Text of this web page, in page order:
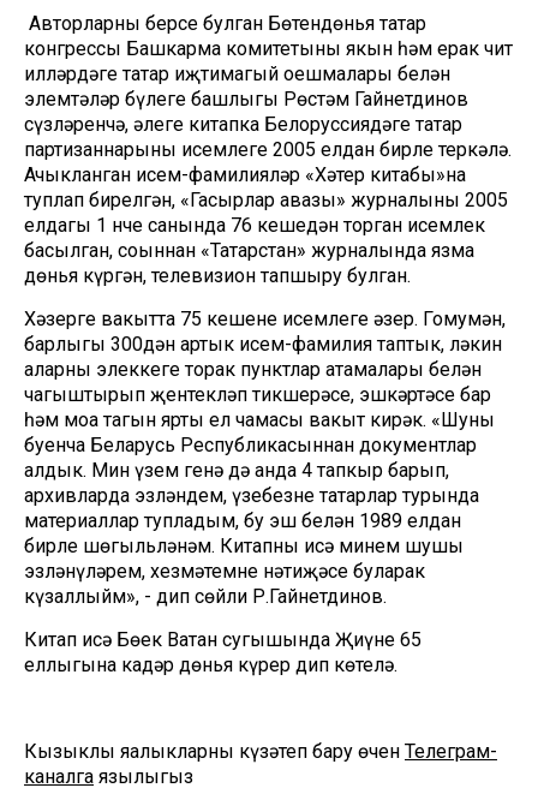
Авторларның берсе булган Бөтендөнья татар
конгрессы Башкарма комитетының якын һәм ерак чит
илләрдәге татар иҗтимагый оешмалары белән
элемтәләр бүлеге башлыгы Рөстәм Гайнетдинов
сүзләренчә, әлеге китапка Белоруссиядәге татар
партизаннарының исемлеге 2005 елдан бирле теркәлә.
Ачыкланган исем-фамилияләр «Хәтер китабы»на
туплап бирелгән, «Гасырлар авазы» журналының 2005
елдагы 1 нче санында 76 кешедән торган исемлек
басылган, соңыннан «Татарстан» журналында язма
дөнья күргән, телевизион тапшыру булган.
Хәзерге вакытта 75 кешенең исемлеге әзер. Гомумән,
барлыгы 300дән артык исем-фамилия таптык, ләкин
аларны элеккеге торак пунктлар атамалары белән
чагыштырып җентекләп тикшерәсе, эшкәртәсе бар
һәм моңа тагын ярты ел чамасы вакыт кирәк. «Шуның
буенча Беларусь Республикасыннан документлар
алдык. Мин үзем генә дә анда 4 тапкыр барып,
архивларда эзләндем, үзебезнең татарлар турында
материаллар тупладым, бу эш белән 1989 елдан
бирле шөгыльләнәм. Китапны исә минем шушы
эзләнүләрем, хезмәтемнең нәтиҗәсе буларак
күзаллыйм», - дип сөйли Р.Гайнетдинов.
Китап исә Бөек Ватан сугышында Җиңүнең 65
еллыгына кадәр дөнья күрер дип көтелә.
Кызыклы яңалыкларны күзәтеп бару өчен Телеграм-
каналга язылыгыз